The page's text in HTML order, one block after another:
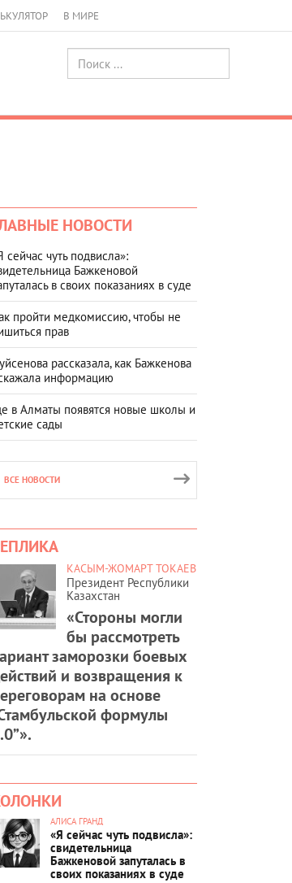
В МИРЕ
НОВОСТИ
сейчас чуть подвисла»:
Бажкеновой
в своих показаниях в суде
пройти медкомиссию, чтобы не
прав
рассказала, как Бажкенова
информацию
в Алматы появятся новые школы и
сады
ВСЕ НОВОСТИ
КАСЫМ-ЖОМАРТ ТОКАЕВ
Президент Республики
Казахстан
«Стороны могли
бы рассмотреть
заморозки боевых
и возвращения к
на основе
формулы
АЛИСА ГРАНД
«Я сейчас чуть подвисла»:
свидетельница
Бажкеновой запуталась в
своих показаниях в суде